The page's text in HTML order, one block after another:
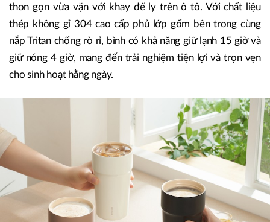
thon gọn vừa vặn với khay để ly trên ô tô. Với chất liệu
thép không gỉ 304 cao cấp phủ lớp gốm bên trong cùng
nắp Tritan chống rò rỉ, bình có khả năng giữ lạnh 15 giờ và
giữ nóng 4 giờ, mang đến trải nghiệm tiện lợi và trọn vẹn
cho sinh hoạt hằng ngày.